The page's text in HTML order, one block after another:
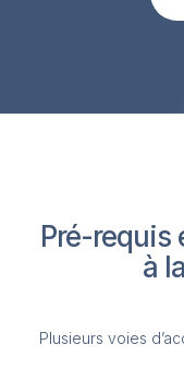
Pré-requis
à
Plusieurs voies